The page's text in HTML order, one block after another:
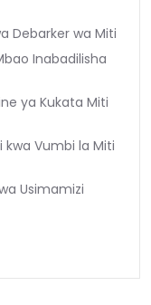
Debarker wa Miti
Inabadilisha
ya Kukata Miti
kwa Vumbi la Miti
Usimamizi